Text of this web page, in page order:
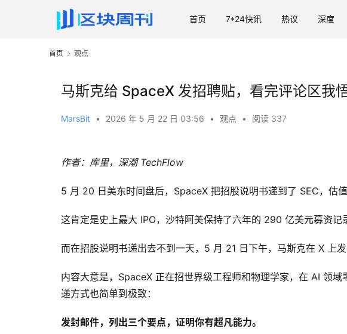
首页 7*24快讯 热议 深度
首页 观点
马斯克给 SpaceX 发招聘贴，看完评论区我
MarsBit • 2026 年 5 月 22 日 03:56 • 观点 • 阅读 337
作者：库里，深潮 TechFlow
5 月 20 日美东时间盘后，SpaceX 把招股说明书递到了 SEC，估
这肯定是史上最大 IPO，沙特阿美保持了六年的 290 亿美元募资记
而在招股说明书递出去不到一天，5 月 21 日下午，马斯克在 X 上发
内容大意是，SpaceX 正在招世界级工程师和物理学家，在 AI 领
递方式也简单到极致：
发封邮件，列出三个要点，证明你有超凡能力。